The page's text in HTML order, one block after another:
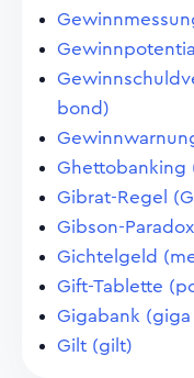
bond)
Ghettobanking
Gibrat-Regel
Gibson-
Gichtelgeld
Gift-Tablette
Gigabank (giga
Gilt (gilt)